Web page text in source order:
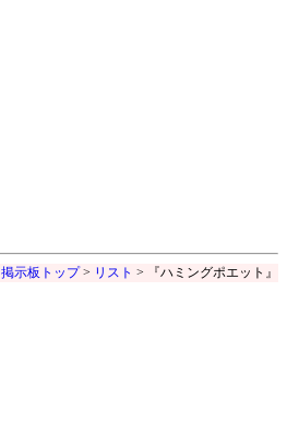
掲示板トップ> リスト > 『ハミングポエット』